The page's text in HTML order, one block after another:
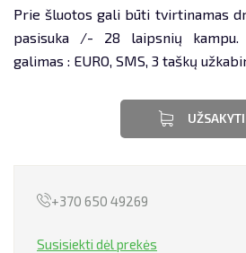
LIZINGAS
Prie šluotos gali būti tvirtinamas
pasisuka /- 28 laipsnių kampu.
galimas : EURO, SMS, 3 taškų
UŽSAKYTI
+370 650 49269
Susisiekti dėl prekės